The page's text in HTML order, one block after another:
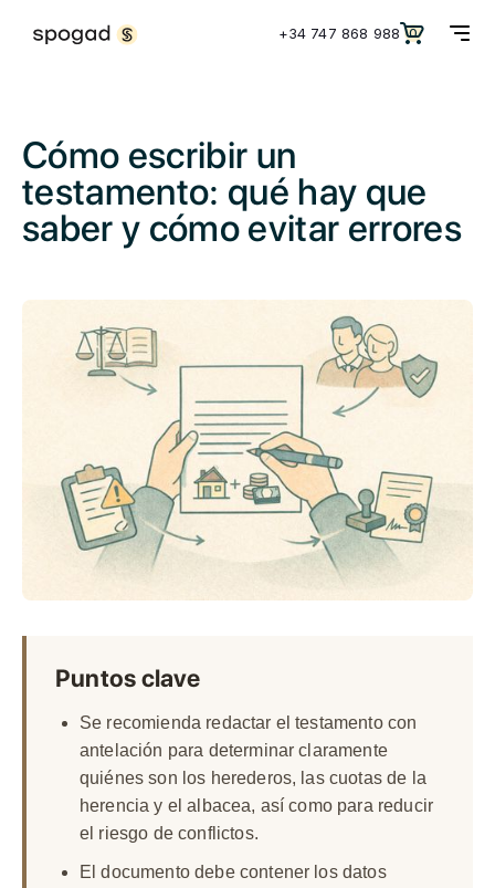
+34 747 868 988 0
Cómo escribir un
testamento: qué hay que
saber y cómo evitar errores
Puntos clave
Se recomienda redactar el testamento con
antelación para determinar claramente
quiénes son los herederos, las cuotas de la
herencia y el albacea, así como para reducir
el riesgo de conflictos.
El documento debe contener los datos